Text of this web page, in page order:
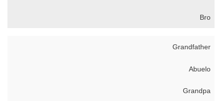
Bro
Grandfather
Abuelo
Grandpa